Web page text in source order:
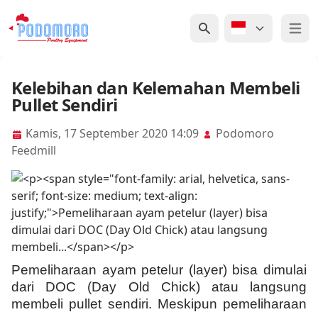
Open
Kelebihan dan Kelemahan Membeli
Pullet Sendiri
Kamis, 17 September 2020 14:09
Podomoro
Feedmill
Pemeliharaan ayam petelur (layer) bisa dimulai
dari DOC (Day Old Chick) atau langsung
membeli pullet sendiri. Meskipun pemeliharaan